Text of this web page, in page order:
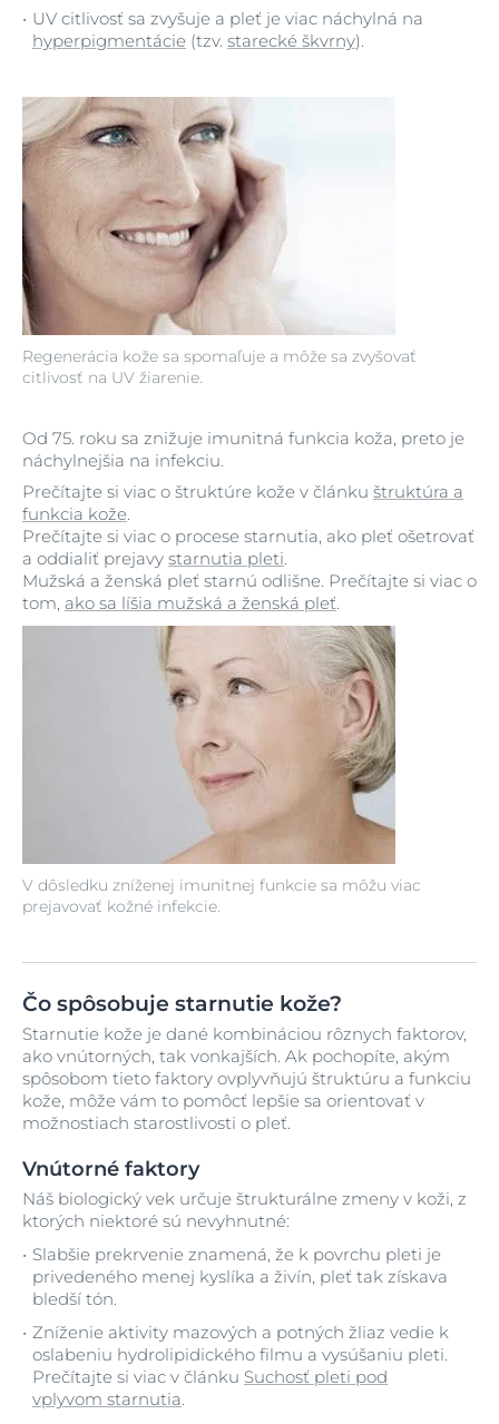
Regenerácia kože sa spomaľuje a môže sa zvyšovať
citlivosť na UV žiarenie.
UV citlivosť sa zvyšuje a pleť je viac náchylná na
hyperpigmentácie (tzv. starecké škvrny).
V dôsledku zníženej imunitnej funkcie sa môžu viac
prejavovať kožné infekcie.
Od 75. roku sa znižuje imunitná funkcia koža, preto je
náchylnejšia na infekciu.
Prečítajte si viac o štruktúre kože v článku štruktúra a
funkcia kože.
Prečítajte si viac o procese starnutia, ako pleť ošetrovať
a oddialiť prejavy starnutia pleti.
Mužská a ženská pleť starnú odlišne. Prečítajte si viac o
tom, ako sa líšia mužská a ženská pleť.
Čo spôsobuje starnutie kože?
Starnutie kože je dané kombináciou rôznych faktorov,
ako vnútorných, tak vonkajších. Ak pochopíte, akým
spôsobom tieto faktory ovplyvňujú štruktúru a funkciu
kože, môže vám to pomôcť lepšie sa orientovať v
možnostiach starostlivosti o pleť.
Vnútorné faktory
Náš biologický vek určuje štrukturálne zmeny v koži, z
ktorých niektoré sú nevyhnutné:
Slabšie prekrvenie znamená, že k povrchu pleti je
privedeného menej kyslíka a živín, pleť tak získava
bledší tón.
Zníženie aktivity mazových a potných žliaz vedie k
oslabeniu hydrolipidického filmu a vysúšaniu pleti.
Prečítajte si viac v článku Suchosť pleti pod
vplyvom starnutia.